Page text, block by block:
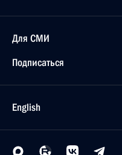
Для СМИ
Подписаться
English